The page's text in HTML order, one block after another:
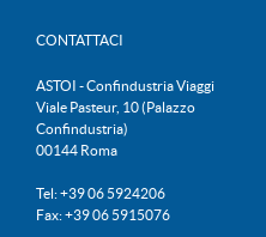
CONTATTACI
ASTOI - Confindustria Viaggi
Viale Pasteur, 10 (Palazzo
Confindustria)
00144 Roma
Tel: +39 06 5924206
Fax: +39 06 5915076